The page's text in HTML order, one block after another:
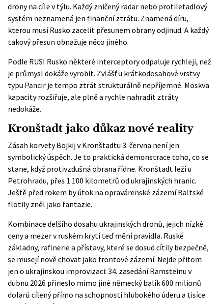
drony na cíle v týlu. Každý zničený radar nebo protiletadlový
systém neznamená jen finanční ztrátu. Znamená díru,
kterou musí Rusko zacelit přesunem obrany odjinud. A každý
takový přesun obnažuje něco jiného.
Podle RUSI Rusko některé interceptory odpaluje rychleji, než
je průmysl dokáže vyrobit. Zvlášť u krátkodosahové vrstvy
typu Pancir je tempo ztrát strukturálně nepříjemné. Moskva
kapacity rozšiřuje, ale plně a rychle nahradit ztráty
nedokáže.
Kronštadt jako důkaz nové reality
Zásah korvety Bojkij v Kronštadtu 3. června není jen
symbolický úspěch. Je to praktická demonstrace toho, co se
stane, když protivzdušná obrana řídne. Kronštadt leží u
Petrohradu, přes 1 100 kilometrů od ukrajinských hranic.
Ještě před rokem by útok na opravárenské zázemí Baltské
flotily zněl jako fantazie.
Kombinace delšího dosahu ukrajinských dronů, jejich nízké
ceny a mezer v ruském krytí teď mění pravidla. Ruské
základny, rafinerie a přístavy, které se dosud cítily bezpečně,
se musejí nově chovat jako frontové zázemí. Nejde přitom
jen o ukrajinskou improvizaci: 34. zasedání Ramsteinu v
dubnu 2026 přineslo mimo jiné německý balík 600 milionů
dolarů cílený přímo na schopnosti hlubokého úderu a tisíce